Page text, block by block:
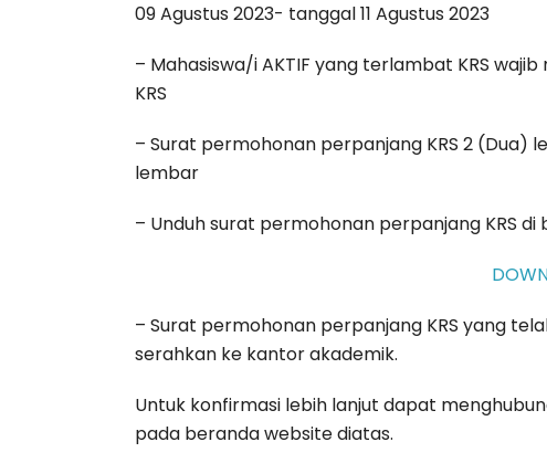
09 Agustus 2023- tanggal 11 Agustus 2023
– Mahasiswa/i AKTIF yang terlambat KRS
KRS
– Surat permohonan perpanjang KRS 2
lembar
– Unduh surat permohonan perpanjang KRS di
– Surat permohonan perpanjang KRS yang
serahkan ke kantor akademik.
Untuk konfirmasi lebih lanjut dapat
pada beranda website diatas.